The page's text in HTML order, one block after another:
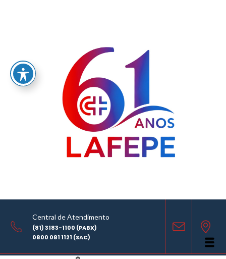
Central de Atendimento
(81) 3183-1100 (PABX)
0800 081 1121 (SAC)
LABORATÓRIO FARMACÊUTICO DO ESTADO DE PERNAMBUCO
GOVERNADOR MIGUEL ARRAES - LAFEPE AVISO DE COTAÇÃO Nº 0167/2025
COMPARTILHE
LABORATÓRIO